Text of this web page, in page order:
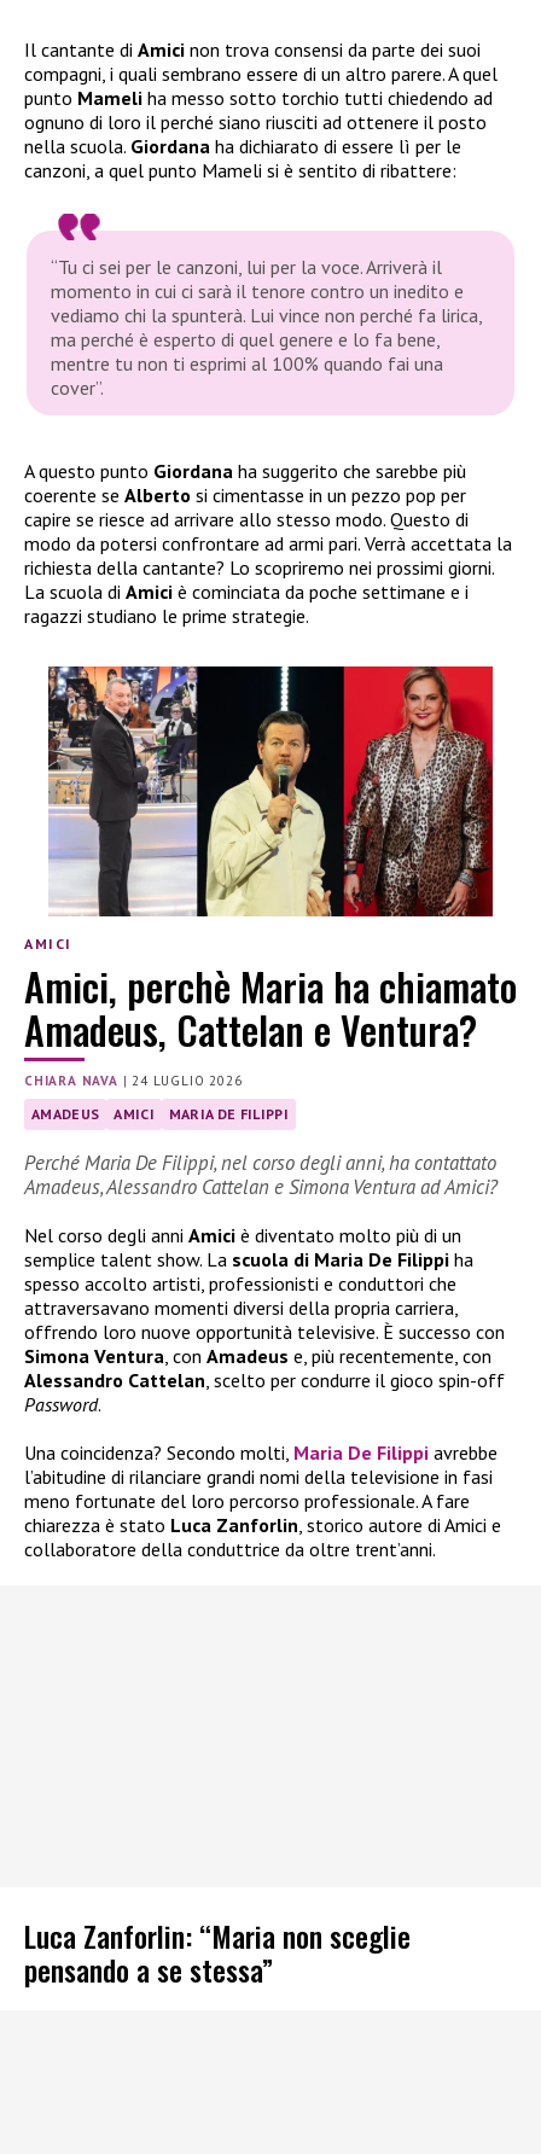
Il cantante di Amici non trova consensi da parte dei suoi
compagni, i quali sembrano essere di un altro parere. A quel
punto Mameli ha messo sotto torchio tutti chiedendo ad
ognuno di loro il perché siano riusciti ad ottenere il posto
nella scuola. Giordana ha dichiarato di essere lì per le
canzoni, a quel punto Mameli si è sentito di ribattere:
“Tu ci sei per le canzoni, lui per la voce. Arriverà il
momento in cui ci sarà il tenore contro un inedito e
vediamo chi la spunterà. Lui vince non perché fa lirica,
ma perché è esperto di quel genere e lo fa bene,
mentre tu non ti esprimi al 100% quando fai una
cover”.
A questo punto Giordana ha suggerito che sarebbe più
coerente se Alberto si cimentasse in un pezzo pop per
capire se riesce ad arrivare allo stesso modo. Questo di
modo da potersi confrontare ad armi pari. Verrà accettata la
richiesta della cantante? Lo scopriremo nei prossimi giorni.
La scuola di Amici è cominciata da poche settimane e i
ragazzi studiano le prime strategie.
AMICI
Amici, perchè Maria ha chiamato
Amadeus, Cattelan e Ventura?
CHIARA NAVA |24 LUGLIO 2026
AMADEUS AMICI MARIA DE FILIPPI
Perché Maria De Filippi, nel corso degli anni, ha contattato
Amadeus, Alessandro Cattelan e Simona Ventura ad Amici?
Nel corso degli anni Amici è diventato molto più di un
semplice talent show. La scuola di Maria De Filippi ha
spesso accolto artisti, professionisti e conduttori che
attraversavano momenti diversi della propria carriera,
offrendo loro nuove opportunità televisive. È successo con
Simona Ventura , con Amadeus e, più recentemente, con
Alessandro Cattelan , scelto per condurre il gioco spin-off
Password.
Una coincidenza? Secondo molti, Maria De Filippi avrebbe
l’abitudine di rilanciare grandi nomi della televisione in fasi
meno fortunate del loro percorso professionale. A fare
chiarezza è stato Luca Zanforlin , storico autore di Amici e
collaboratore della conduttrice da oltre trent’anni.
Luca Zanforlin: “Maria non sceglie
pensando a se stessa”